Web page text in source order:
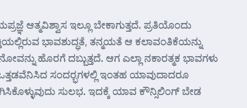
ಆತ್ಮವಿಶ್ವಾಸ ಇಲ್ಲೂ ಬೇಕಾಗುತ್ತದೆ. ಪ್ರತಿಯೊಂದು
ಭಾವಶುದ್ಧತೆ, ತನ್ಮಯತೆ ಆ ಕಲಾವಂತಿಕೆಯನ್ನು
ಹೊರಗೆ ದಬ್ಬುತ್ತದೆ. ಆಗ ಎಲ್ಲಾ ನಕಾರತ್ಮಕ ಭಾವಗಳು
ಒತ್ತಡವೆನಿಸಿದ ಸಂದರ್‍ಭಗಳಲ್ಲಿ ಇಂತಹ ಯಾವುದಾದರೂ
ಸುಲಭ. ಇದಕ್ಕೆ ಯಾವ ಕೌನ್ಸಿಲಿಂಗ್ ಬೇಡ